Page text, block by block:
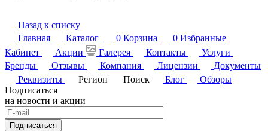
Назад к списку
Главная
Каталог 0 Корзина 0 Избранные
Кабинет
Акции Галерея Контакты
Услуги
Бренды
Отзывы Компания Лицензии
Документы
Реквизиты
Регион Поиск Блог
Обзоры
Подписаться
на новости и акции
Подписаться